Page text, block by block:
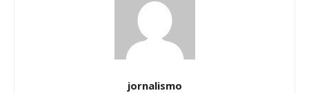
jornalismo